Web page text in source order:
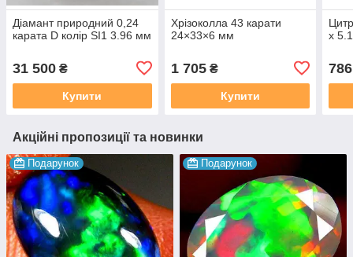
Діамант природний 0,24
карата D колір SI1 3.96 мм
31 500 ₴
Купити
Хрiзоколла 43 карати
24×33×6 мм
1 705₴
Купити
х
786
Акційні пропозиції та новинки
Подарунок Подарунок